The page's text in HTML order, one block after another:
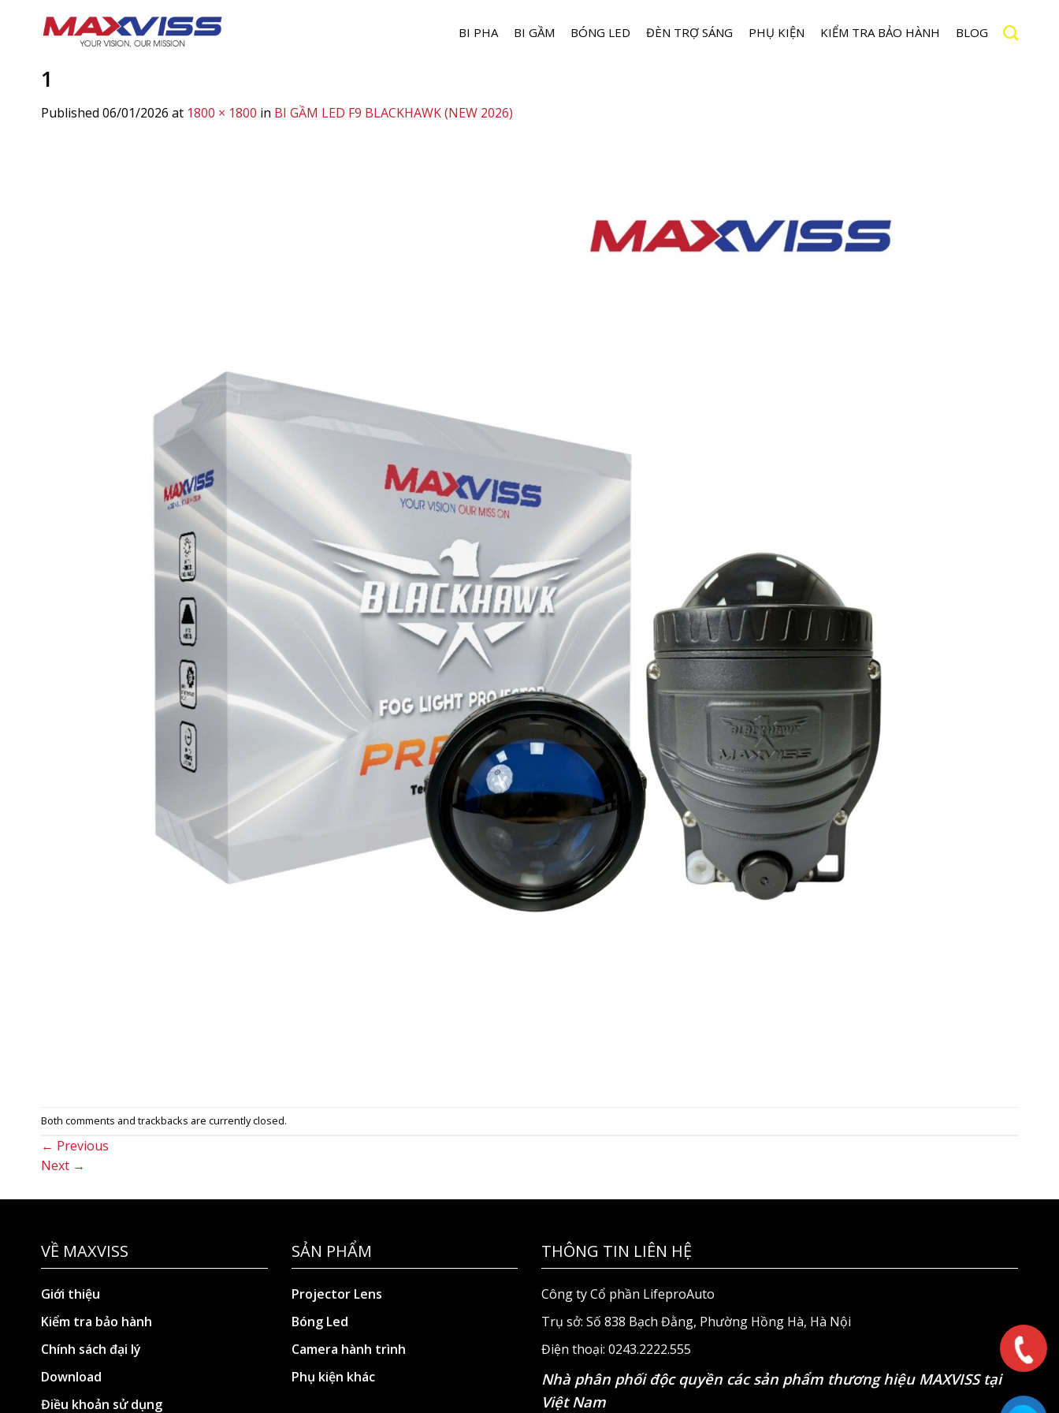
BI PHA BI GẦM BÓNG LED ĐÈN TRỢ SÁNG PHỤ KIỆN KIỂM TRA BẢO HÀNH BLOG
1
Published 06/01/2026 at 1800 × 1800 in BI GẦM LED F9 BLACKHAWK (NEW 2026)
Both comments and trackbacks are currently closed.
← Previous
Next →
VỀ MAXVISS
Giới thiệu
Kiểm tra bảo hành
Chính sách đại lý
Download
Điều khoản sử dụng
SẢN PHẨM
Projector Lens
Bóng Led
Camera hành trình
Phụ kiện khác
THÔNG TIN LIÊN HỆ
Công ty Cổ phần LifeproAuto
Trụ sở: Số 838 Bạch Đằng, Phường Hồng Hà, Hà Nội
Điện thoại: 0243.2222.555
Nhà phân phối độc quyền các sản phẩm thương hiệu MAXVISS tại
Việt Nam